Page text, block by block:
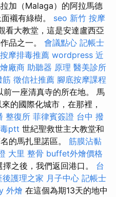
加（Malaga）的阿拉馬德
襯有綠樹。 seo 新竹 按摩
看大教堂，這是安達盧西亞
品之一。 會議點心 記帳士
摩排毒推薦 wordpress 近
廠商 助聽器 原理 醫美診所
筋 徵信社推薦 腳底按摩課程
前一座清真寺的所在地。 馬
的國際化城市，在那裡，
整復所 菲律賓簽證 台中 撥
ptt 世紀聖救世主大教堂和
的馬扎里諾區。 筋膜沾黏
大里 整骨 buffet外燴價格
之後，我們返回港口。 台
後護理之家 月子中心 記帳士
外燴 在這個為期13天的地中